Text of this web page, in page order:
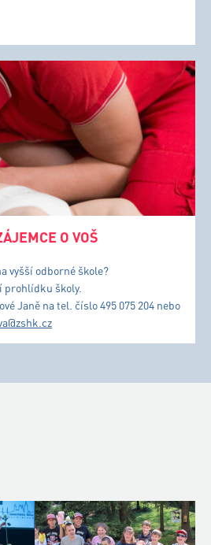
O VOŠ
vyšší odborné škole?
prohlídku školy.
Janě na tel. číslo 495 075 204 nebo